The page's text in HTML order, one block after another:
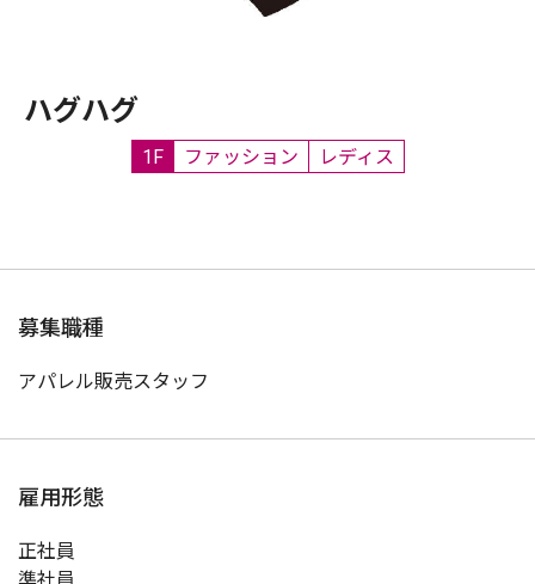
ハグハグ
1F ファッション レディス
募集職種
アパレル販売スタッフ
雇用形態
正社員